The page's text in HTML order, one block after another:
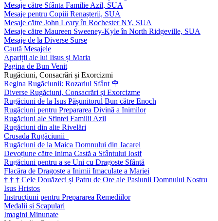
Mesaje către Sfânta Familie Azil, SUA
Mesaje pentru Copiii Renașterii, SUA
Mesaje către John Leary în Rochester NY, SUA
Mesaje către Maureen Sweeney-Kyle în North Ridgeville, SUA
Mesaje de la Diverse Surse
Caută Mesajele
Apariții ale lui Iisus și Maria
Pagina de Bun Venit
Rugăciuni, Consacrări și Exorcizmi
Regina Rugăciunii: Rozariul Sfânt 🌹
Diverse Rugăciuni, Consacrări și Exorcizme
Rugăciuni de la Isus Pășunitorul Bun către Enoch
Rugăciuni pentru Prepararea Divină a Inimilor
Rugăciuni ale Sfintei Familii Azil
Rugăciuni din alte Rivelări
Crusada Rugăciunii
Rugăciuni de la Maica Domnului din Jacarei
Devoțiune către Inima Castă a Sfântului Iosif
Rugăciuni pentru a se Uni cu Dragoste Sfântă
Flacăra de Dragoste a Inimii Imaculate a Mariei
† † † Cele Douăzeci și Patru de Ore ale Pasiunii Domnului Nostru
Isus Hristos
Instrucțiuni pentru Prepararea Remediilor
Medalii și Scapulari
Imagini Minunate